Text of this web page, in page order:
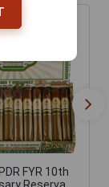
FYR 10th